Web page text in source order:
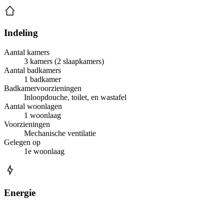
Indeling
Aantal kamers
3 kamers (2 slaapkamers)
Aantal badkamers
1 badkamer
Badkamervoorzieningen
Inloopdouche, toilet, en wastafel
Aantal woonlagen
1 woonlaag
Voorzieningen
Mechanische ventilatie
Gelegen op
1e woonlaag
Energie